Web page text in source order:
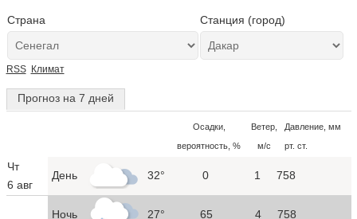
Страна Станция (город)
RSS Климат
Прогноз на 7 дней
Осадки,
вероятность, %
Ветер,
м/с
Давление, мм
рт. ст.
Чт
6 авг
День 32° 0 1 758
Ночь 27° 65 4 758